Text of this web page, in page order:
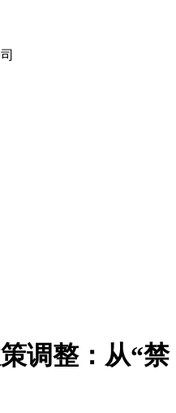
调整：从“禁